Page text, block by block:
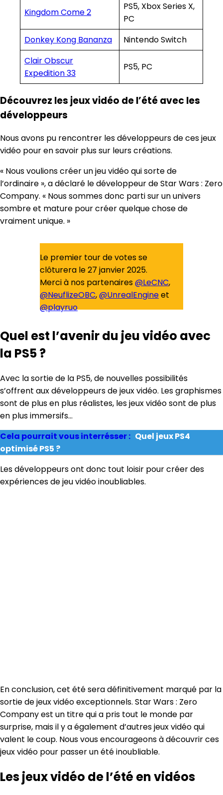
Kingdom Come 2
PS5, Xbox Series X,
PC
Donkey Kong Bananza
Nintendo Switch
Clair Obscur
Expedition 33
PS5, PC
Découvrez les jeux vidéo de l’été avec les
développeurs
Nous avons pu rencontrer les développeurs de ces jeux
vidéo pour en savoir plus sur leurs créations.
« Nous voulions créer un jeu vidéo qui sorte de
l’ordinaire », a déclaré le développeur de Star Wars : Zero
Company. « Nous sommes donc parti sur un univers
sombre et mature pour créer quelque chose de
vraiment unique. »
Le premier tour de votes se
clôturera le 27 janvier 2025.
Merci à nos partenaires@LeCNC,
@NeuflizeOBC,@UnrealEngineet
@playruo
— Académie des Arts et Techniques
du Jeu Vidéo (@AcademieJV)
January 10, 2025
Quel est l’avenir du jeu vidéo avec
la PS5 ?
Avec la sortie de la PS5, de nouvelles possibilités
s’offrent aux développeurs de jeux vidéo. Les graphismes
sont de plus en plus réalistes, les jeux vidéo sont de plus
en plus immersifs…
Cela pourrait vous interrésser : Quel jeux PS4
optimisé PS5 ?
Les développeurs ont donc tout loisir pour créer des
expériences de jeu vidéo inoubliables.
En conclusion, cet été sera définitivement marqué par la
sortie de jeux vidéo exceptionnels. Star Wars : Zero
Company est un titre qui a pris tout le monde par
surprise, mais il y a également d’autres jeux vidéo qui
valent le coup. Nous vous encourageons à découvrir ces
jeux vidéo pour passer un été inoubliable.
Les jeux vidéo de l’été en vidéos